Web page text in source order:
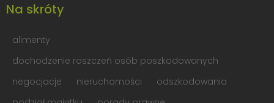
Na skróty
alimenty
dochodzenie roszczeń osób poszkodowanych
negocjacje
nieruchomości
odszkodowania